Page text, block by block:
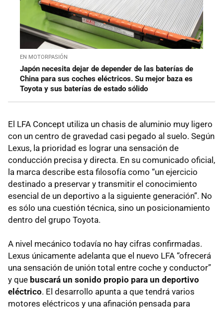
EN MOTORPASIÓN
Japón necesita dejar de depender de las baterías de
China para sus coches eléctricos. Su mejor baza es
Toyota y sus baterías de estado sólido
El LFA Concept utiliza un chasis de aluminio muy ligero
con un centro de gravedad casi pegado al suelo. Según
Lexus, la prioridad es lograr una sensación de
conducción precisa y directa. En su comunicado oficial,
la marca describe esta filosofía como “un ejercicio
destinado a preservar y transmitir el conocimiento
esencial de un deportivo a la siguiente generación”. No
es sólo una cuestión técnica, sino un posicionamiento
dentro del grupo Toyota.
A nivel mecánico todavía no hay cifras confirmadas.
Lexus únicamente adelanta que el nuevo LFA “ofrecerá
una sensación de unión total entre coche y conductor”
y que buscará un sonido propio para un deportivo
eléctrico. El desarrollo apunta a que tendrá varios
motores eléctricos y una afinación pensada para